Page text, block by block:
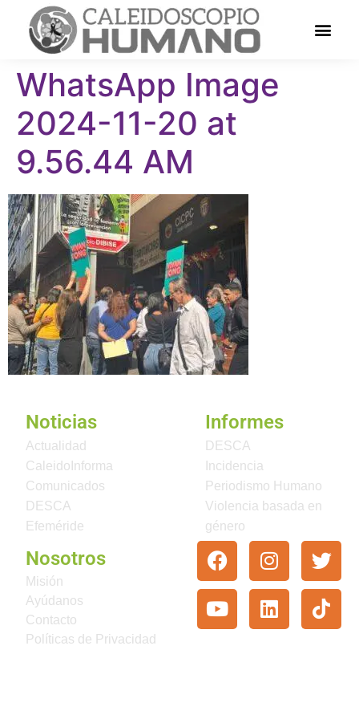
WhatsApp Image
2024-11-20 at
9.56.44 AM
Noticias
Actualidad
CaleidoInforma
Comunicados
DESCA
Efeméride
Informes
DESCA
Incidencia
Periodismo Humano
Violencia basada en
género
Nosotros
Misión
Ayúdanos
Contacto
Políticas de Privacidad